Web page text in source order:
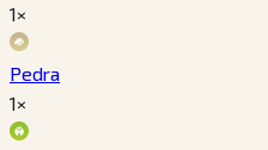
1×
Pedra
1×